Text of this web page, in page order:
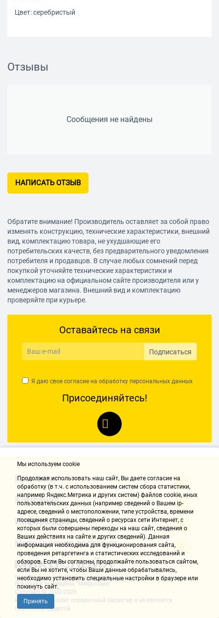
Цвет: серебристый
Отзывы
Сообщения не найдены
НАПИСАТЬ ОТЗЫВ
Обратите внимание! Производитель оставляет за собой право
изменять конструкцию, технические характеристики, внешний
вид, комплектацию товара, не ухудшающие его
потребительских качеств, без предварительного уведомления
потребителя и продавцов. В случае любых сомнений перед
покупкой уточняйте технические характеристики и
комплектацию на официальном сайте производителя или у
менеджеров магазина. Внешний вид и комплектацию
проверяйте при курьере.
Оставайтесь на связи
Подписаться
Я даю свое согласие на обработку персональных данных
Присоединяйтесь!
Контакты
Компания
Информация
Направления доставки
Все права защищены "Микролайн"
Copyright © 2002-2026
Информация носит справочный характер и не является
публичной офертой
Мы используем cookie
Продолжая использовать наш cайт, Вы даете согласие на
обработку (в т.ч. с использованием систем сбора статистики,
например Яндекс.Метрика и других систем) файлов cookie, иных
пользовательских данных (например сведений о Вашем ip-
адресе, сведений о местоположении, типе устройства, времени
посещения страницы, сведений о ресурсах сети Интернет, с
которых были совершены переходы на наш сайт, сведения о
Ваших действиях на сайте и других сведений). Данная
информация необходима для функционирования сайта,
проведения ретаргетинга и статистических исследований и
обзоров. Если Вы согласны, продолжайте пользоваться сайтом,
если Вы не хотите, чтобы Ваши данные обрабатывались,
необходимо установить специальные настройки в браузере или
покинуть сайт.
Принять